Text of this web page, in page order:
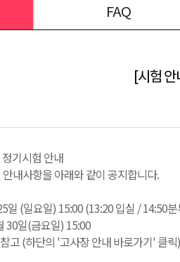
FAQ
[시험
기시험 안내
내사항을 아래와 같이 공지합니다.
일 (일요일) 15:00 (13:20 입실 / 14:50
30일(금요일) 15:00
고 (하단의 '고사장 안내 바로가기' 클릭)